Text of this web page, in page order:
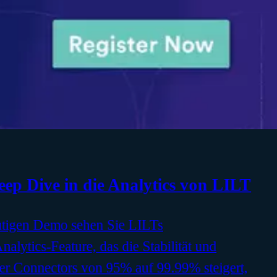
Dive in die Analytics von LILT
Demo sehen Sie LILTs
Feature, das die Stabilität und
Connectors von 95% auf 99.99% steigert,